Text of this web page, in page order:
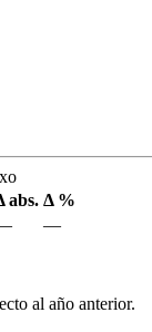
abs. Δ %
—
al año anterior.